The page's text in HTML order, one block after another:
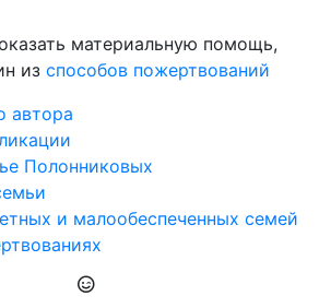
материальную помощь,
из способов пожертвований
автора
Полонниковых
и малообеспеченных семей